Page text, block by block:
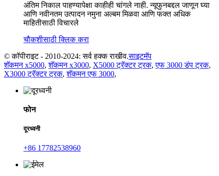
अंतिम निकाल पाहण्यापेक्षा काहीही चांगले नाही. न्यूफुनबद्दल जाणून घ्या
आणि नवीनतम उत्पादन नमुना अल्बम मिळवा आणि फक्त अधिक
माहितीसाठी विचारले
चौकशीसाठी क्लिक करा
© कॉपीराइट - 2010-2024: सर्व हक्क राखीव.साइटमॅप
शॅकमन x5000,शॅकमन x3000, X5000 ट्रॅक्टर ट्रक,एफ 3000 डंप ट्रक,
X3000 ट्रॅक्टर ट्रक,शॅकमन एफ 3000,
फोन
दूरध्वनी
+86 17782538960